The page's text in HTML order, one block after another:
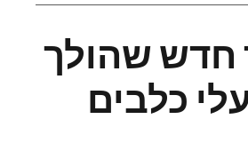
חדש שהולך
כלבים